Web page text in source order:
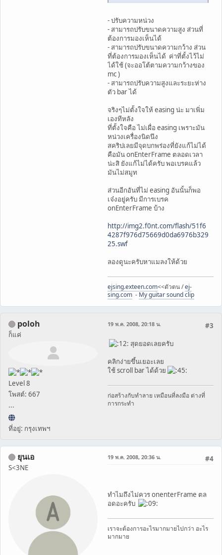
- ปรับความหน่วง
- สามารถปรับขนาดความสูง ส่วนที่
ต้องการมองเห็นได้
- สามารถปรับขนาดความกว้าง ส่วน
ที่ต้องการมองเห็นได้ ค่าที่ตั้งไว้ไม่
ได้ใช้ (จะออโต้ตามความกว้างของ
mc )
- สามารถปรับความสูงและระยะห่าง
ตัว bar ได้
จริงๆไม่ตั้งใจให้ easing น่ะ มาเพิ่ม
เองทีหลัง
ที่ตั้งใจคือ ไม่เผื่อ easing เพราะมัน
หน่วงเครื่องนิดนึง
สคริปเลยมีจุดบกพร่องที่ยังแก้ไม่ได้
คือมัน onEnterFrame ตลอดเวลา
น่ะสิ ยังแก้ไม่ได้ครับ พอเบรคแล้ว
มันไม่สมูท
ส่วนอีกอันที่ไม่ easing อันนั้นก็พอ
เจ๋งอยู่ครับ มีการเบรค
onEnterFrame บ้าง
http://img2.f0nt.com/flash/51f6
4287f976d75669d0da6976b329
25.swf
ลองดูนะครับหาแมลงให้ด้วย
ejsing.exteen.com<<ตัวตน /ej-
sing.com - My guitar sound clip
poloh
ก็แค่
Level 8
โพสต์: 667
...
ที่อยู่: กรุงเทพฯ
#3
19 พ.ค. 2008, 20:18 น.
สุดยอดเลยครับ
คลิกง่ายขึ้นเยอะเลย
ใช้ scroll bar ได้ด้วย
ก่อสร้างกับทำลาย เหมือนที่ลงมือ ต่างที่
การกระทำ
ยุนเอ
S<3NE
#4
19 พ.ค. 2008, 20:36 น.
ทำไมถึงไม่ควร onenterFrame ตล
อดอะครับ
เราจะต้องการอะไรมากมายไปกว่า อะไร
มากมาย